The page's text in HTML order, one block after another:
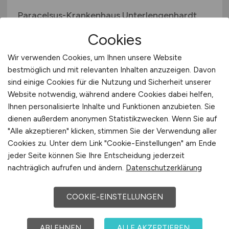
Paracelsus-Krankenhaus Unterlengenhardt
Bad Liebenzell
Verfahrenstechnik(m/w/d)
BWT Pharma & Biotech GmbH
Cookies
Wir verwenden Cookies, um Ihnen unsere Website
bestmöglich und mit relevanten Inhalten anzuzeigen. Davon
sind einige Cookies für die Nutzung und Sicherheit unserer
Website notwendig, während andere Cookies dabei helfen,
Ihnen personalisierte Inhalte und Funktionen anzubieten. Sie
dienen außerdem anonymen Statistikzwecken. Wenn Sie auf
"Alle akzeptieren" klicken, stimmen Sie der Verwendung aller
Cookies zu. Unter dem Link "Cookie-Einstellungen" am Ende
jeder Seite können Sie Ihre Entscheidung jederzeit
nachträglich aufrufen und ändern. Datenschutzerklärung
COOKIE-EINSTELLUNGEN